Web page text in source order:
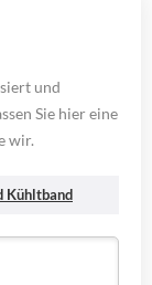
und
Sie hier eine
wir.
Kühltband